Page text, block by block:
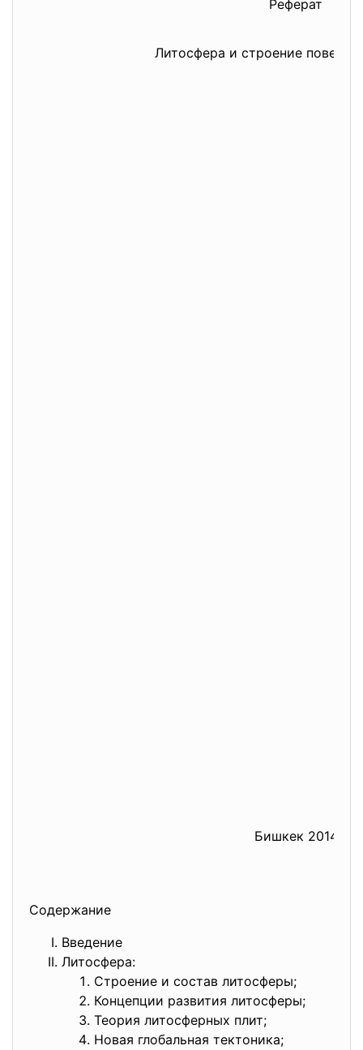
Реферат
Литосфера и строение
Бишкек 2014
Содержание
Введение
Литосфера:
Строение и состав литосферы;
Концепции развития литосферы;
Теория литосферных плит;
Новая глобальная тектоника;